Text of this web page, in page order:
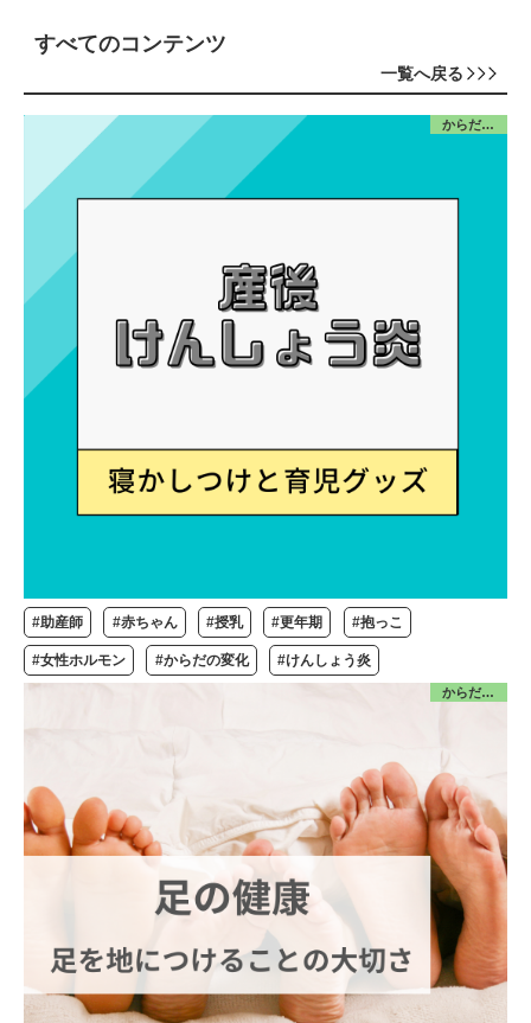
すべてのコンテンツ
一覧へ戻る
からだ／産前産後
#助産師 #赤ちゃん #授乳 #更年期 #抱っこ
#女性ホルモン #からだの変化 #けんしょう炎
からだ／みんな